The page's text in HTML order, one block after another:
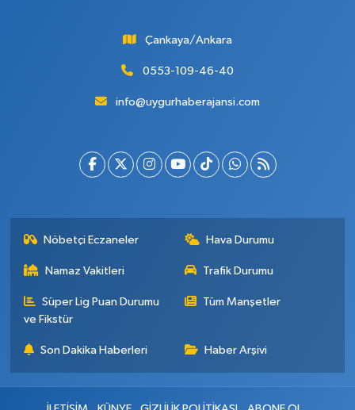
Çankaya/Ankara
0553-109-46-40
info@uygurhaberajansi.com
Nöbetçi Eczaneler Hava Durumu
Namaz Vakitleri Trafik Durumu
Süper Lig Puan Durumu
ve Fikstür
Tüm Manşetler
Son Dakika Haberleri Haber Arşivi